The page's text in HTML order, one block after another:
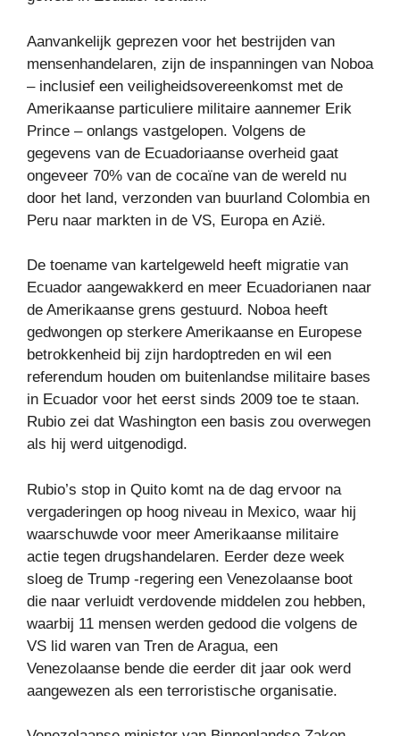
Aanvankelijk geprezen voor het bestrijden van
mensenhandelaren, zijn de inspanningen van Noboa
– inclusief een veiligheidsovereenkomst met de
Amerikaanse particuliere militaire aannemer Erik
Prince – onlangs vastgelopen. Volgens de
gegevens van de Ecuadoriaanse overheid gaat
ongeveer 70% van de cocaïne van de wereld nu
door het land, verzonden van buurland Colombia en
Peru naar markten in de VS, Europa en Azië.
De toename van kartelgeweld heeft migratie van
Ecuador aangewakkerd en meer Ecuadorianen naar
de Amerikaanse grens gestuurd. Noboa heeft
gedwongen op sterkere Amerikaanse en Europese
betrokkenheid bij zijn hardoptreden en wil een
referendum houden om buitenlandse militaire bases
in Ecuador voor het eerst sinds 2009 toe te staan.
Rubio zei dat Washington een basis zou overwegen
als hij werd uitgenodigd.
Rubio’s stop in Quito komt na de dag ervoor na
vergaderingen op hoog niveau in Mexico, waar hij
waarschuwde voor meer Amerikaanse militaire
actie tegen drugshandelaren. Eerder deze week
sloeg de Trump -regering een Venezolaanse boot
die naar verluidt verdovende middelen zou hebben,
waarbij 11 mensen werden gedood die volgens de
VS lid waren van Tren de Aragua, een
Venezolaanse bende die eerder dit jaar ook werd
aangewezen als een terroristische organisatie.